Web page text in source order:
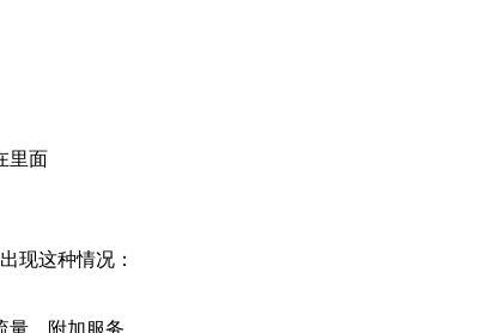
里面
现这种情况：
量、附加服务